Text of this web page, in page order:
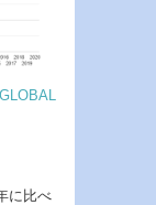
GLOBAL
に比べ